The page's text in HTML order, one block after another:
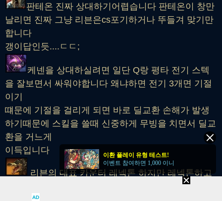
판테온 진짜 상대하기어렵습니다 판테온이 창만
날리면 진짜 그냥 리븐은cs포기하거나 뚜들겨 맞기만
합니다
갱이답인듯....ㄷㄷ;
케넨을 상대하실려면 일단 Q랑 평타 전기 스텍
을 잘보면서 싸워야합니다 왜냐하면 전기 3개면 기절
이기
떄문에 기절을 걸리게 되면 바로 딜교환 손해가 발생
하기때문에 스킬을 쓸때 신중하게 무빙을 치면서 딜교
환을 거느게
이득입니다
리븐의 대표 카운터 레넥톤 하지만 레넥톤하고
리븐하고는 1킬싸움입니다 누가 먼저 1킬을 따는냐
AD
이환 플레이 유형 테스트!
이벤트 참여하면 1,000 이니